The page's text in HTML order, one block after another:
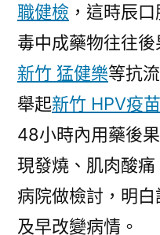
職健檢 ，這時辰
毒中成藥物往往
新竹 猛健樂等抗
舉起新竹 HPV疫苗
48小時內用藥後
現發燒、肌肉酸痛
病院做檢討，明
及早改變病情。